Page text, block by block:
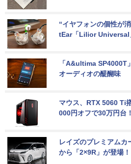
“イヤフォンの個性が
tEar「Lilior Universal
「A&ultima SP4000T
オーディオの醍醐味
マウス、RTX 5060 Ti
000円オフで30万円台！
レイズのプレミアムカ
から「2×9R」が登場！